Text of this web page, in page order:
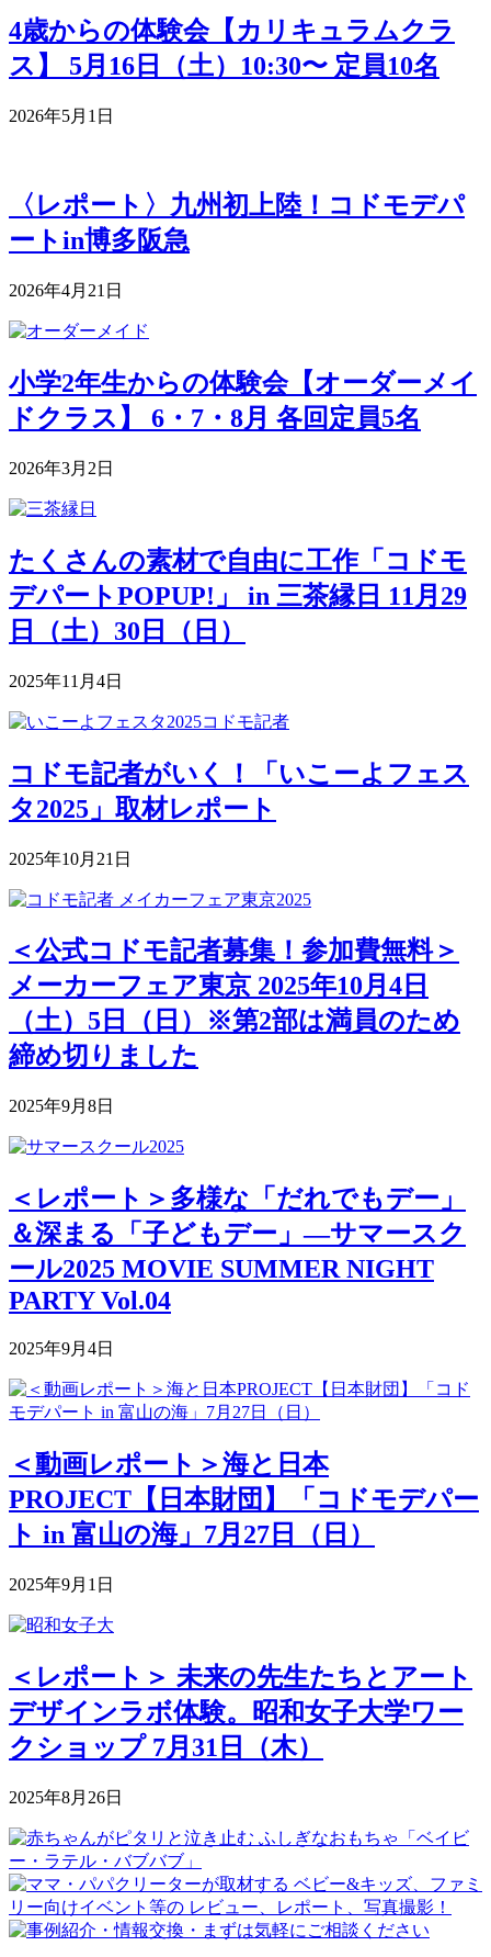
4歳からの体験会【カリキュラムクラ
ス】 5月16日（土）10:30〜 定員10名
2026年5月1日
〈レポート〉九州初上陸！コドモデパ
ートin博多阪急
2026年4月21日
小学2年生からの体験会【オーダーメイ
ドクラス】 6・7・8月 各回定員5名
2026年3月2日
たくさんの素材で自由に工作「コドモ
デパートPOPUP!」 in 三茶縁日 11月29
日（土）30日（日）
2025年11月4日
コドモ記者がいく！「いこーよフェス
タ2025」取材レポート
2025年10月21日
＜公式コドモ記者募集！参加費無料＞
メーカーフェア東京 2025年10月4日
（土）5日（日）※第2部は満員のため
締め切りました
2025年9月8日
＜レポート＞多様な「だれでもデー」
＆深まる「子どもデー」―サマースク
ール2025 MOVIE SUMMER NIGHT
PARTY Vol.04
2025年9月4日
＜動画レポート＞海と日本
PROJECT【日本財団】「コドモデパー
ト in 富山の海」7月27日（日）
2025年9月1日
＜レポート＞ 未来の先生たちとアート
デザインラボ体験。昭和女子大学ワー
クショップ 7月31日（木）
2025年8月26日